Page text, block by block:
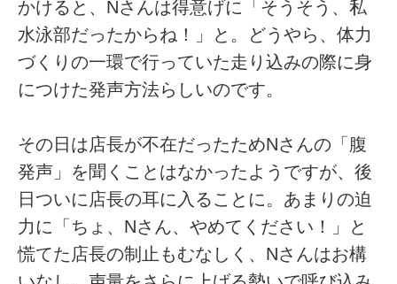
かけると、Nさんは得意げに「そうそう、私
水泳部だったからね！」と。どうやら、体力
づくりの一環で行っていた走り込みの際に身
につけた発声方法らしいのです。
その日は店長が不在だったためNさんの「腹
発声」を聞くことはなかったようですが、後
日ついに店長の耳に入ることに。あまりの迫
力に「ちょ、Nさん、やめてください！」と
慌てた店長の制止もむなしく、Nさんはお構